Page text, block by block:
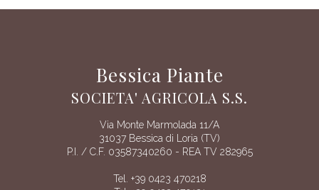
Bessica Piante
SOCIETA' AGRICOLA S.S.
Via Monte Marmolada 11/A
31037 Bessica di Loria (TV)
P.I. / C.F. 03587340260 - REA TV 282965
Tel. +39 0423 470218